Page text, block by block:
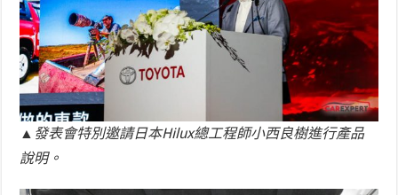
▲發表會特別邀請日本Hilux總工程師小西良樹進行產品
說明。